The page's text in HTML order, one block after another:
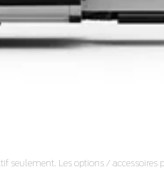
seulement. Les options / accessoires